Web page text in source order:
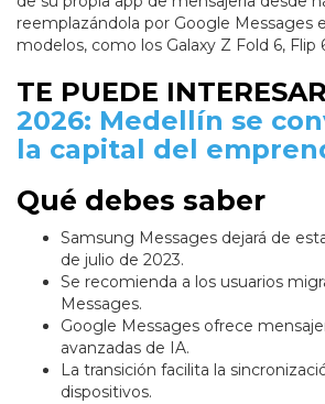
reemplazándola por Google Messages
modelos, como los Galaxy Z Fold 6, Flip
TE PUEDE
2026: Medellín se
la capital del
Qué debes saber
Samsung Messages dejará de
de julio de 2023.
Se recomienda a los usuarios
Messages.
Google Messages ofrece
avanzadas de IA.
La transición facilita la
dispositivos.